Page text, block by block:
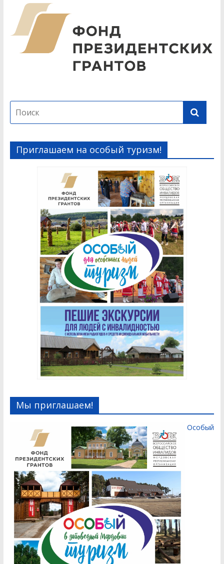
Приглашаем на особый туризм!
Мы приглашаем!
Особый